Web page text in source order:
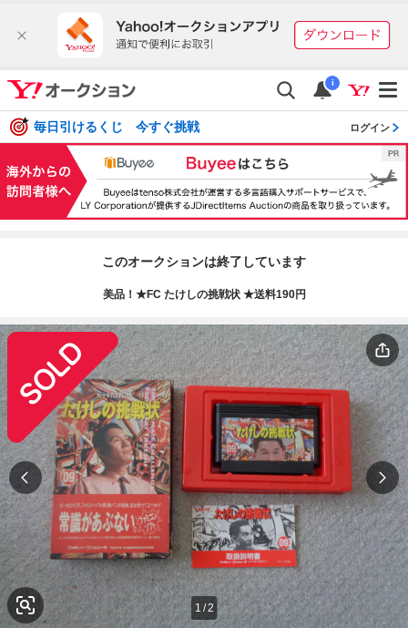
i
毎日引けるくじ 今すぐ挑戦 ログイン
このオークションは終了しています
美品！★FC たけしの挑戦状 ★送料190円
1 /2